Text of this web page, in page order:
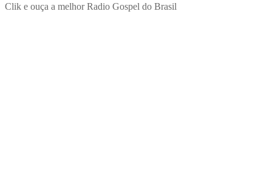
Clik e ouça a melhor Radio Gospel do Brasil